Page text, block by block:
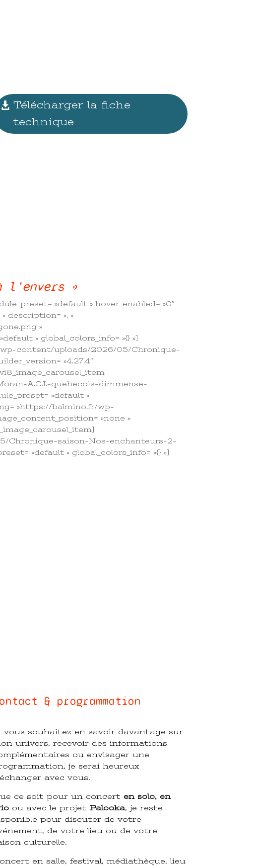
Télécharger la fiche
technique
l’envers »
»default » hover_enabled= »0″
description= ». »
»
» global_colors_info= »{} »]
wp-content/uploads/2026/05/Chronique-
»4.27.4″
A.C.I.-quebecois-dimmense-
»default »
»https://balmino.fr/wp-
»none »
Chronique-saison-Nos-enchanteurs-2-
»default » global_colors_info= »{} »]
& programmation
vous souhaitez en savoir davantage sur
univers, recevoir des informations
ou envisager une
je serai heureux
avec vous.
ce soit pour un concert en solo, en
ou avec le projet Palooka, je reste
pour discuter de votre
de votre lieu ou de votre
culturelle.
en salle, festival, médiathèque, lieu